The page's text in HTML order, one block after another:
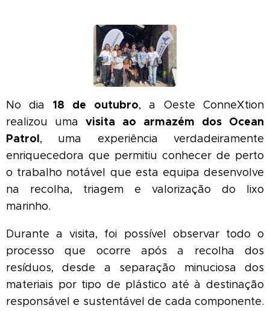
No dia 18 de outubro, a Oeste ConneXtion
realizou uma visita ao armazém dos Ocean
Patrol, uma experiência verdadeiramente
enriquecedora que permitiu conhecer de perto
o trabalho notável que esta equipa desenvolve
na recolha, triagem e valorização do lixo
marinho.
Durante a visita, foi possível observar todo o
processo que ocorre após a recolha dos
resíduos, desde a separação minuciosa dos
materiais por tipo de plástico até à destinação
responsável e sustentável de cada componente.